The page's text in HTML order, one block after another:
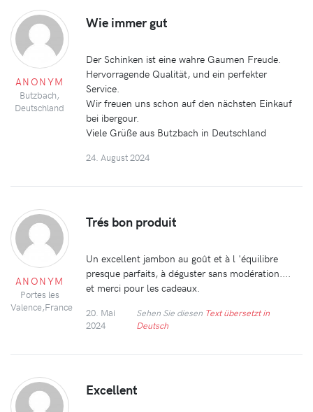
ANONYM
Butzbach,
Deutschland
Wie immer gut
Der Schinken ist eine wahre Gaumen Freude.
Hervorragende Qualität, und ein perfekter
Service.
Wir freuen uns schon auf den nächsten Einkauf
bei ibergour.
Viele Grüße aus Butzbach in Deutschland
24. August 2024
ANONYM
Portes les
Valence,France
Trés bon produit
Un excellent jambon au goût et à l 'équilibre
presque parfaits, à déguster sans modération....
et merci pour les cadeaux.
20. Mai
2024
Sehen Sie diesen Text übersetzt in
Deutsch
Excellent